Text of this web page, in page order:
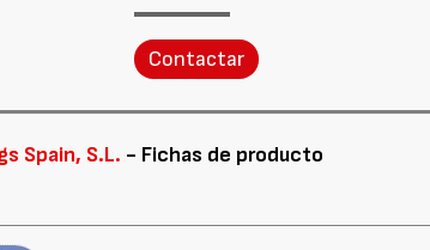
Contactar
Spain, S.L. - Fichas de producto